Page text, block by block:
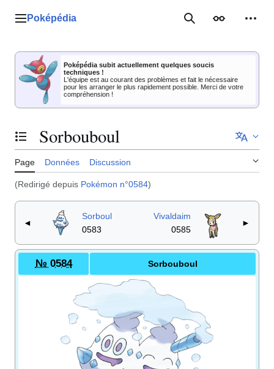
Menu principal
Poképédia RechercherApparence
Poképédia subit actuellement quelques soucis
techniques !
L'équipe est au courant des problèmes et fait le nécessaire
pour les arranger le plus rapidement possible. Merci de votre
compréhension !
Basculer la table des matières
Sorbouboul
Page Données Discussion
(Redirigé depuis Pokémon n°0584)
◄
Sorboul
0583
Vivaldaim
0585
►
№ 0584 Sorbouboul